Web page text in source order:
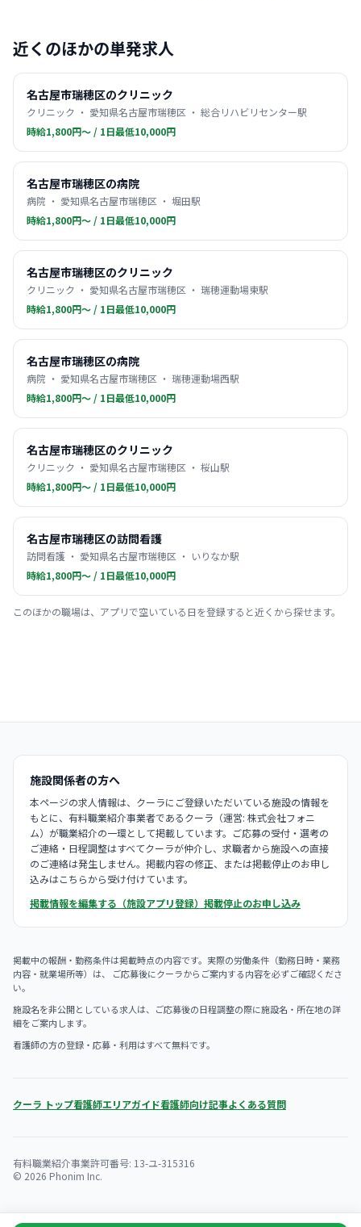
近くのほかの単発求人
名古屋市瑞穂区のクリニック
クリニック ・ 愛知県名古屋市瑞穂区 ・ 総合リハビリセンター駅
時給1,800円〜 / 1日最低10,000円
名古屋市瑞穂区の病院
病院 ・ 愛知県名古屋市瑞穂区 ・ 堀田駅
時給1,800円〜 / 1日最低10,000円
名古屋市瑞穂区のクリニック
クリニック ・ 愛知県名古屋市瑞穂区 ・ 瑞穂運動場東駅
時給1,800円〜 / 1日最低10,000円
名古屋市瑞穂区の病院
病院 ・ 愛知県名古屋市瑞穂区 ・ 瑞穂運動場西駅
時給1,800円〜 / 1日最低10,000円
名古屋市瑞穂区のクリニック
クリニック ・ 愛知県名古屋市瑞穂区 ・ 桜山駅
時給1,800円〜 / 1日最低10,000円
名古屋市瑞穂区の訪問看護
訪問看護 ・ 愛知県名古屋市瑞穂区 ・ いりなか駅
時給1,800円〜 / 1日最低10,000円
このほかの職場は、アプリで空いている日を登録すると近くから探せます。
施設関係者の方へ
本ページの求人情報は、クーラにご登録いただいている施設の情報を
もとに、有料職業紹介事業者であるクーラ（運営: 株式会社フォニ
ム）が職業紹介の一環として掲載しています。ご応募の受付・選考の
ご連絡・日程調整はすべてクーラが仲介し、求職者から施設への直接
のご連絡は発生しません。掲載内容の修正、または掲載停止のお申し
込みはこちらから受け付けています。
掲載情報を編集する（施設アプリ登録） 掲載停止のお申し込み
掲載中の報酬・勤務条件は掲載時点の内容です。実際の労働条件（勤務日時・業務
内容・就業場所等）は、 ご応募後にクーラからご案内する内容を必ずご確認くださ
い。
施設名を非公開としている求人は、ご応募後の日程調整の際に施設名・所在地の詳
細をご案内します。
看護師の方の登録・応募・利用はすべて無料です。
クーラ トップ看護師エリアガイド看護師向け記事よくある質問
有料職業紹介事業許可番号: 13-ユ-315316
© 2026 Phonim Inc.